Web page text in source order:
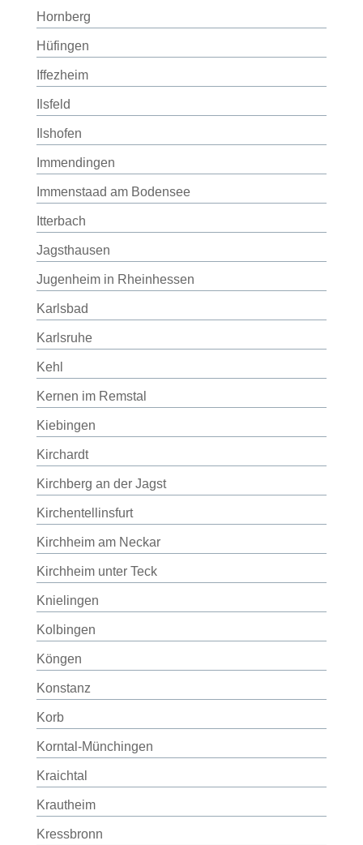
Hornberg
Hüfingen
Iffezheim
Ilsfeld
Ilshofen
Immendingen
Immenstaad am Bodensee
Itterbach
Jagsthausen
Jugenheim in Rheinhessen
Karlsbad
Karlsruhe
Kehl
Kernen im Remstal
Kiebingen
Kirchardt
Kirchberg an der Jagst
Kirchentellinsfurt
Kirchheim am Neckar
Kirchheim unter Teck
Knielingen
Kolbingen
Köngen
Konstanz
Korb
Korntal-Münchingen
Kraichtal
Krautheim
Kressbronn